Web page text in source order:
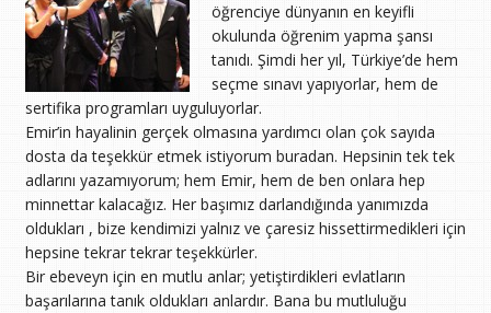
öğrenciye dünyanın en keyifli
okulunda öğrenim yapma şansı
tanıdı. Şimdi her yıl, Türkiye’de hem
seçme sınavı yapıyorlar, hem de
sertifika programları uyguluyorlar.
Emir’in hayalinin gerçek olmasına yardımcı olan çok sayıda
dosta da teşekkür etmek istiyorum buradan. Hepsinin tek tek
adlarını yazamıyorum; hem Emir, hem de ben onlara hep
minnettar kalacağız. Her başımız darlandığında yanımızda
oldukları , bize kendimizi yalnız ve çaresiz hissettirmedikleri için
hepsine tekrar tekrar teşekkürler.
Bir ebeveyn için en mutlu anlar; yetiştirdikleri evlatların
başarılarına tanık oldukları anlardır. Bana bu mutluluğu